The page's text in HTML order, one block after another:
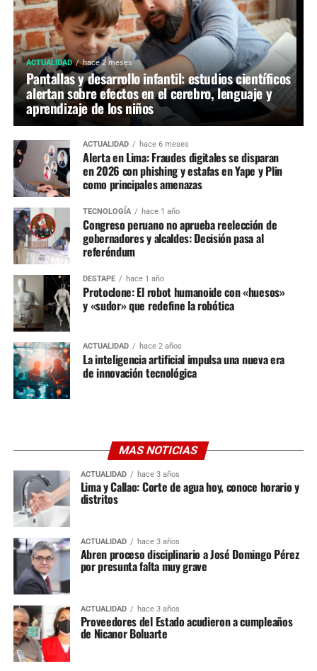
ACTUALIDAD hace 2 meses
Pantallas y desarrollo infantil: estudios científicos
alertan sobre efectos en el cerebro, lenguaje y
aprendizaje de los niños
ACTUALIDAD hace 6 meses
Alerta en Lima: Fraudes digitales se disparan
en 2026 con phishing y estafas en Yape y Plin
como principales amenazas
TECNOLOGÍA hace 1 año
Congreso peruano no aprueba reelección de
gobernadores y alcaldes: Decisión pasa al
referéndum
DESTAPE hace 1 año
Protoclone: El robot humanoide con «huesos»
y «sudor» que redefine la robótica
ACTUALIDAD hace 2 años
La inteligencia artificial impulsa una nueva era
de innovación tecnológica
MAS NOTICIAS
ACTUALIDAD hace 3 años
Lima y Callao: Corte de agua hoy, conoce horario y
distritos
ACTUALIDAD hace 3 años
Abren proceso disciplinario a José Domingo Pérez
por presunta falta muy grave
ACTUALIDAD hace 3 años
Proveedores del Estado acudieron a cumpleaños
de Nicanor Boluarte